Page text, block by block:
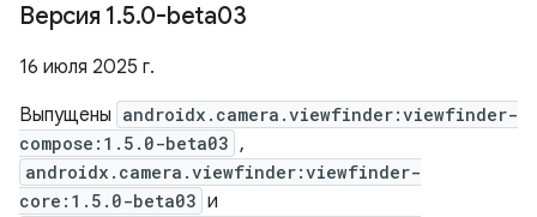
Версия 1.5.0-beta03
16 июля 2025 г.
Выпущены androidx.camera.viewfinder:viewfinder-
compose:1.5.0-beta03 ,
androidx.camera.viewfinder:viewfinder-
core:1.5.0-beta03 и